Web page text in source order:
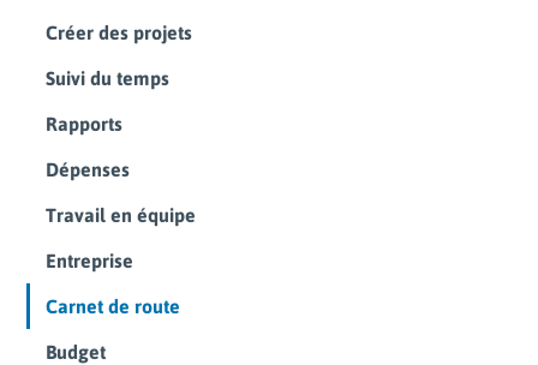
Créer des projets
Suivi du temps
Rapports
Dépenses
Travail en équipe
Entreprise
Carnet de route
Budget